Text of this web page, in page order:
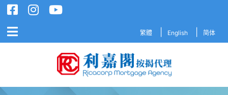
繁體 English 简体